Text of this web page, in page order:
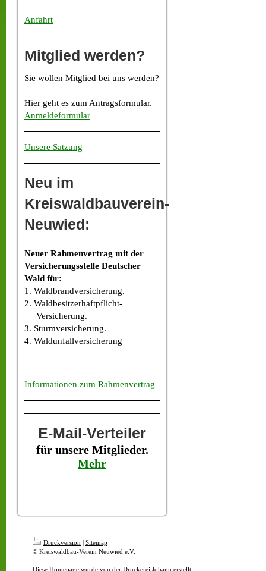
Anfahrt
Mitglied werden?
Sie wollen Mitglied bei uns werden?
Hier geht es zum Antragsformular.
Anmeldeformular
Unsere Satzung
Neu im
Kreiswaldbauverein-
Neuwied:
Neuer Rahmenvertrag mit der
Versicherungsstelle Deutscher
Wald für:
1. Waldbrandversicherung.
2. Waldbesitzerhaftpflicht-
Versicherung.
3. Sturmversicherung.
4. Waldunfallversicherung
Informationen zum Rahmenvertrag
E-Mail-Verteiler
für unsere Mitglieder.
Mehr
Druckversion | Sitemap
© Kreiswaldbau-Verein Neuwied e.V.
Diese Homepage wurde von der Druckerei Johann erstellt.